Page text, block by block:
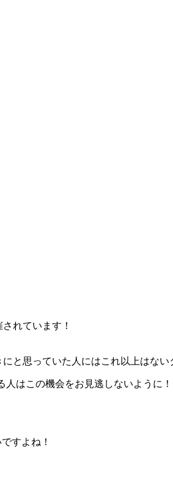
れています！
と思っていた人にはこれ以上はない
人はこの機会をお見逃しないように！
すよね！